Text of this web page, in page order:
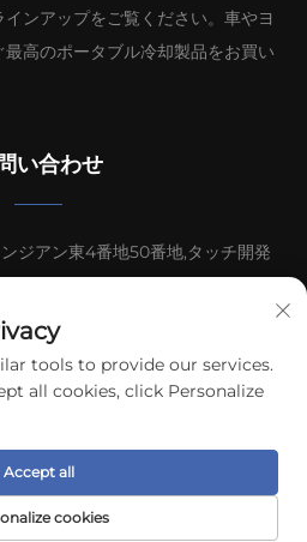
ンアップをご覧ください。車やヨ
高のポータブル冷却製品をお買い
い合わせ
ジアン東4番地50番地,タッチ開発
Freecool Electrical
所有
tools to provide our services.
all cookies, click Personalize
cookies
Accept all